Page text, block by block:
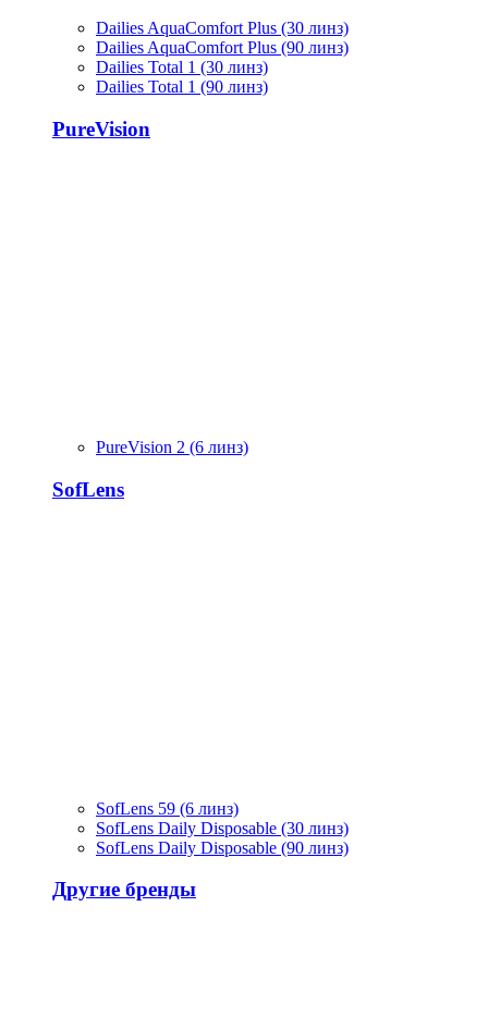
Dailies AquaComfort Plus (30 линз)
Dailies AquaComfort Plus (90 линз)
Dailies Total 1 (30 линз)
Dailies Total 1 (90 линз)
PureVision
PureVision 2 (6 линз)
SofLens
SofLens 59 (6 линз)
SofLens Daily Disposable (30 линз)
SofLens Daily Disposable (90 линз)
Другие бренды